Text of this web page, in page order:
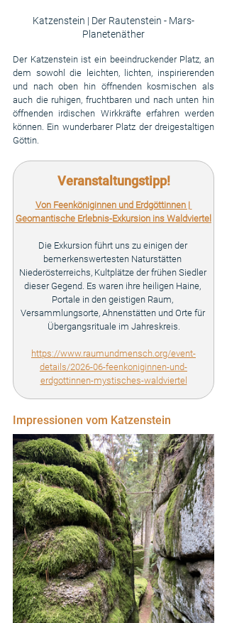
Katzenstein | Der Rautenstein - Mars-
Planetenäther
Der Katzenstein ist ein beeindruckender Platz, an
dem sowohl die leichten, lichten, inspirierenden
und nach oben hin öffnenden kosmischen als
auch die ruhigen, fruchtbaren und nach unten hin
öffnenden irdischen Wirkkräfte erfahren werden
können. Ein wunderbarer Platz der dreigestaltigen
Göttin.
Veranstaltungstipp!
Von Feenköniginnen und Erdgöttinnen |
Geomantische Erlebnis-Exkursion ins Waldviertel
Die Exkursion führt uns zu einigen der
bemerkenswertesten Naturstätten
Niederösterreichs, Kultplätze der frühen Siedler
dieser Gegend. Es waren ihre heiligen Haine,
Portale in den geistigen Raum,
Versammlungsorte, Ahnenstätten und Orte für
Übergangsrituale im Jahreskreis.
https://www.raumundmensch.org/event-
details/2026-06-feenkoniginnen-und-
erdgottinnen-mystisches-waldviertel
Impressionen vom Katzenstein